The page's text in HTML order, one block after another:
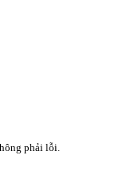
phải lỗi.